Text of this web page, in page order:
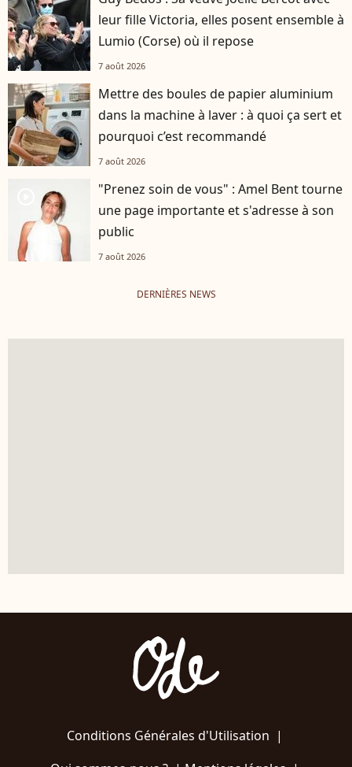
leur fille Victoria, elles posent ensemble à
Lumio (Corse) où il repose
7 août 2026
Mettre des boules de papier aluminium
dans la machine à laver : à quoi ça sert et
pourquoi c’est recommandé
7 août 2026
"Prenez soin de vous" : Amel Bent tourne
une page importante et s'adresse à son
public
7 août 2026
DERNIÈRES NEWS
Conditions Générales d'Utilisation |